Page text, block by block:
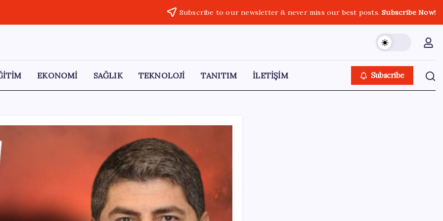
Subscribe to our newsletter & never miss our best posts.Subscribe Now!
EKONOMİ SAĞLIK TEKNOLOJİ TANITIM İLETİŞİM Subscribe